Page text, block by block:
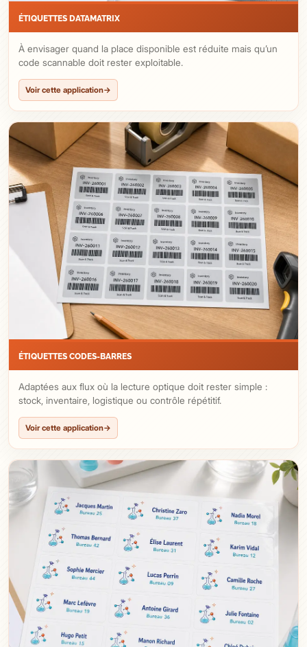
ÉTIQUETTES DATAMATRIX
À envisager quand la place disponible est réduite mais qu’un
code scannable doit rester exploitable.
Voir cette application→
ÉTIQUETTES CODES-BARRES
Adaptées aux flux où la lecture optique doit rester simple :
stock, inventaire, logistique ou contrôle répétitif.
Voir cette application→